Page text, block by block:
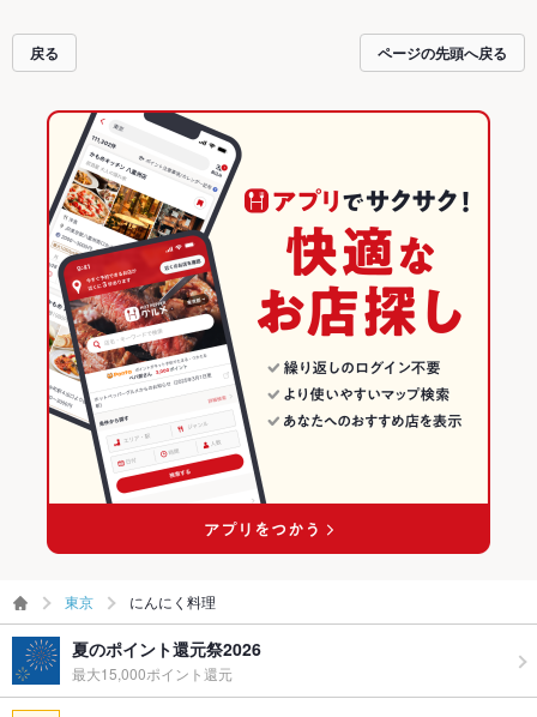
戻る ページの先頭へ戻る
東京 にんにく料理
夏のポイント還元祭2026
最大15,000ポイント還元